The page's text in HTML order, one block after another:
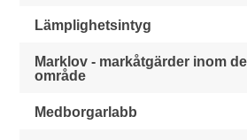
Lämplighetsintyg
Marklov - markåtgärder inom
område
Medborgarlabb